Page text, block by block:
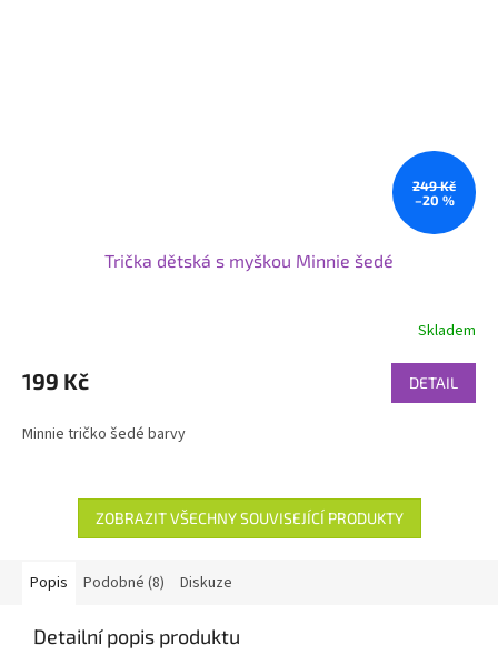
249 Kč
–20 %
Trička dětská s myškou Minnie šedé
Skladem
199 Kč DETAIL
Minnie tričko šedé barvy
ZOBRAZIT VŠECHNY SOUVISEJÍCÍ PRODUKTY
Popis Podobné (8) Diskuze
Detailní popis produktu